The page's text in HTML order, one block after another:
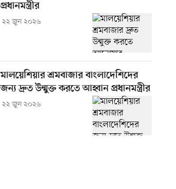
প্রধানমন্ত্রীর
২২ জুন ২০২৬
মালয়েশিয়ার শ্রমবাজার বাংলাদেশিদের
জন্য দ্রুত উন্মুক্ত করতে আহ্বান প্রধানমন্ত্রীর
২২ জুন ২০২৬